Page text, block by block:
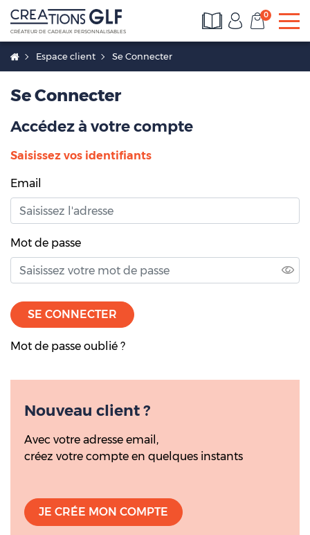
0
CRÉATEUR DE CADEAUX PERSONNALISABLES
Espace client Se Connecter
Se Connecter
Accédez à votre compte
Saisissez vos identifiants
Email
Mot de passe
SE CONNECTER
Mot de passe oublié
Nouveau client ?
Avec votre adresse email,
créez votre compte en quelques instants
JE CRÉE MON COMPTE